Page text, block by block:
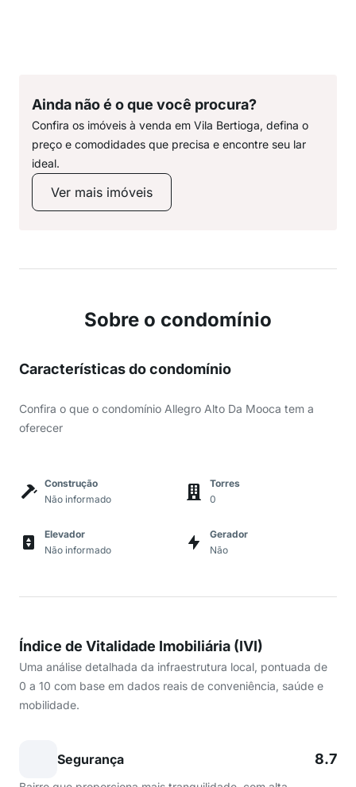
Ainda não é o que você procura?
Confira os imóveis à venda em Vila Bertioga, defina o
preço e comodidades que precisa e encontre seu lar
ideal.
Ver mais imóveis
Sobre o condomínio
Características do condomínio
Confira o que o condomínio Allegro Alto Da Mooca tem a
oferecer
Construção
Não informado
Torres
0
Elevador
Não informado
Gerador
Não
Índice de Vitalidade Imobiliária (IVI)
Uma análise detalhada da infraestrutura local, pontuada de
0 a 10 com base em dados reais de conveniência, saúde e
mobilidade.
Segurança 8.7